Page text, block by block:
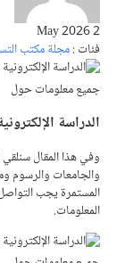
2 May 2026
فئات :مجلة مكتب
جميع معلومات حول
الدراسة
وفي هذا المقال سنلقي
والجامعات والرسوم
المستمرة يجب
المعلومات.